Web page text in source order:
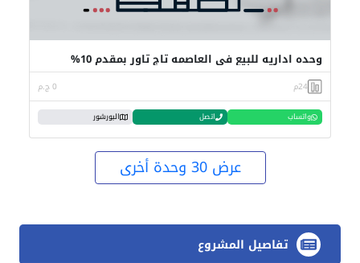
وحده اداريه للبيع في العاصمه تاج تاور بمقدم 10%
24م 0 ج.م
واتساب اتصل البورشور
عرض 30 وحدة أخرى
تفاصيل المشروع